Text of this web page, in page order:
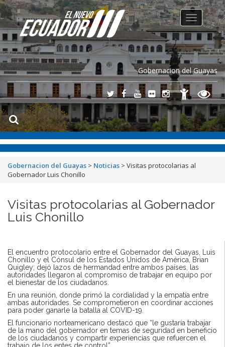
Gobernacion del Guayas
Toggle
navigation
Gobernacion del Guayas > Noticias > Visitas protocolarias al
Gobernador Luis Chonillo
Visitas protocolarias al Gobernador
Luis Chonillo
El encuentro protocolario entre el Gobernador del Guayas, Luis
Chonillo y el Cónsul de los Estados Unidos de América, Brian
Quigley; dejó lazos de hermandad entre ambos países, las
autoridades llegaron al compromiso de trabajar en equipo por
el bienestar de los ciudadanos.
En una reunión, donde primó la cordialidad y la empatía entre
ambas autoridades. Se comprometieron en coordinar acciones
para poder ganarle la batalla al COVID-19.
El funcionario norteamericano destacó que “le gustaría trabajar
de la mano del gobernador en temas de seguridad en beneficio
de los ciudadanos y compartir experiencias que refuercen el
trabajo de los entes de control”.